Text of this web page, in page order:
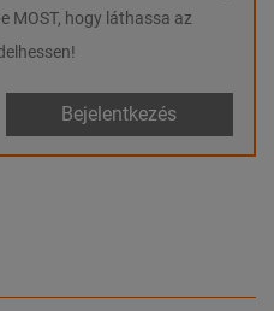
MOST, hogy láthassa az
Bejelentkezés